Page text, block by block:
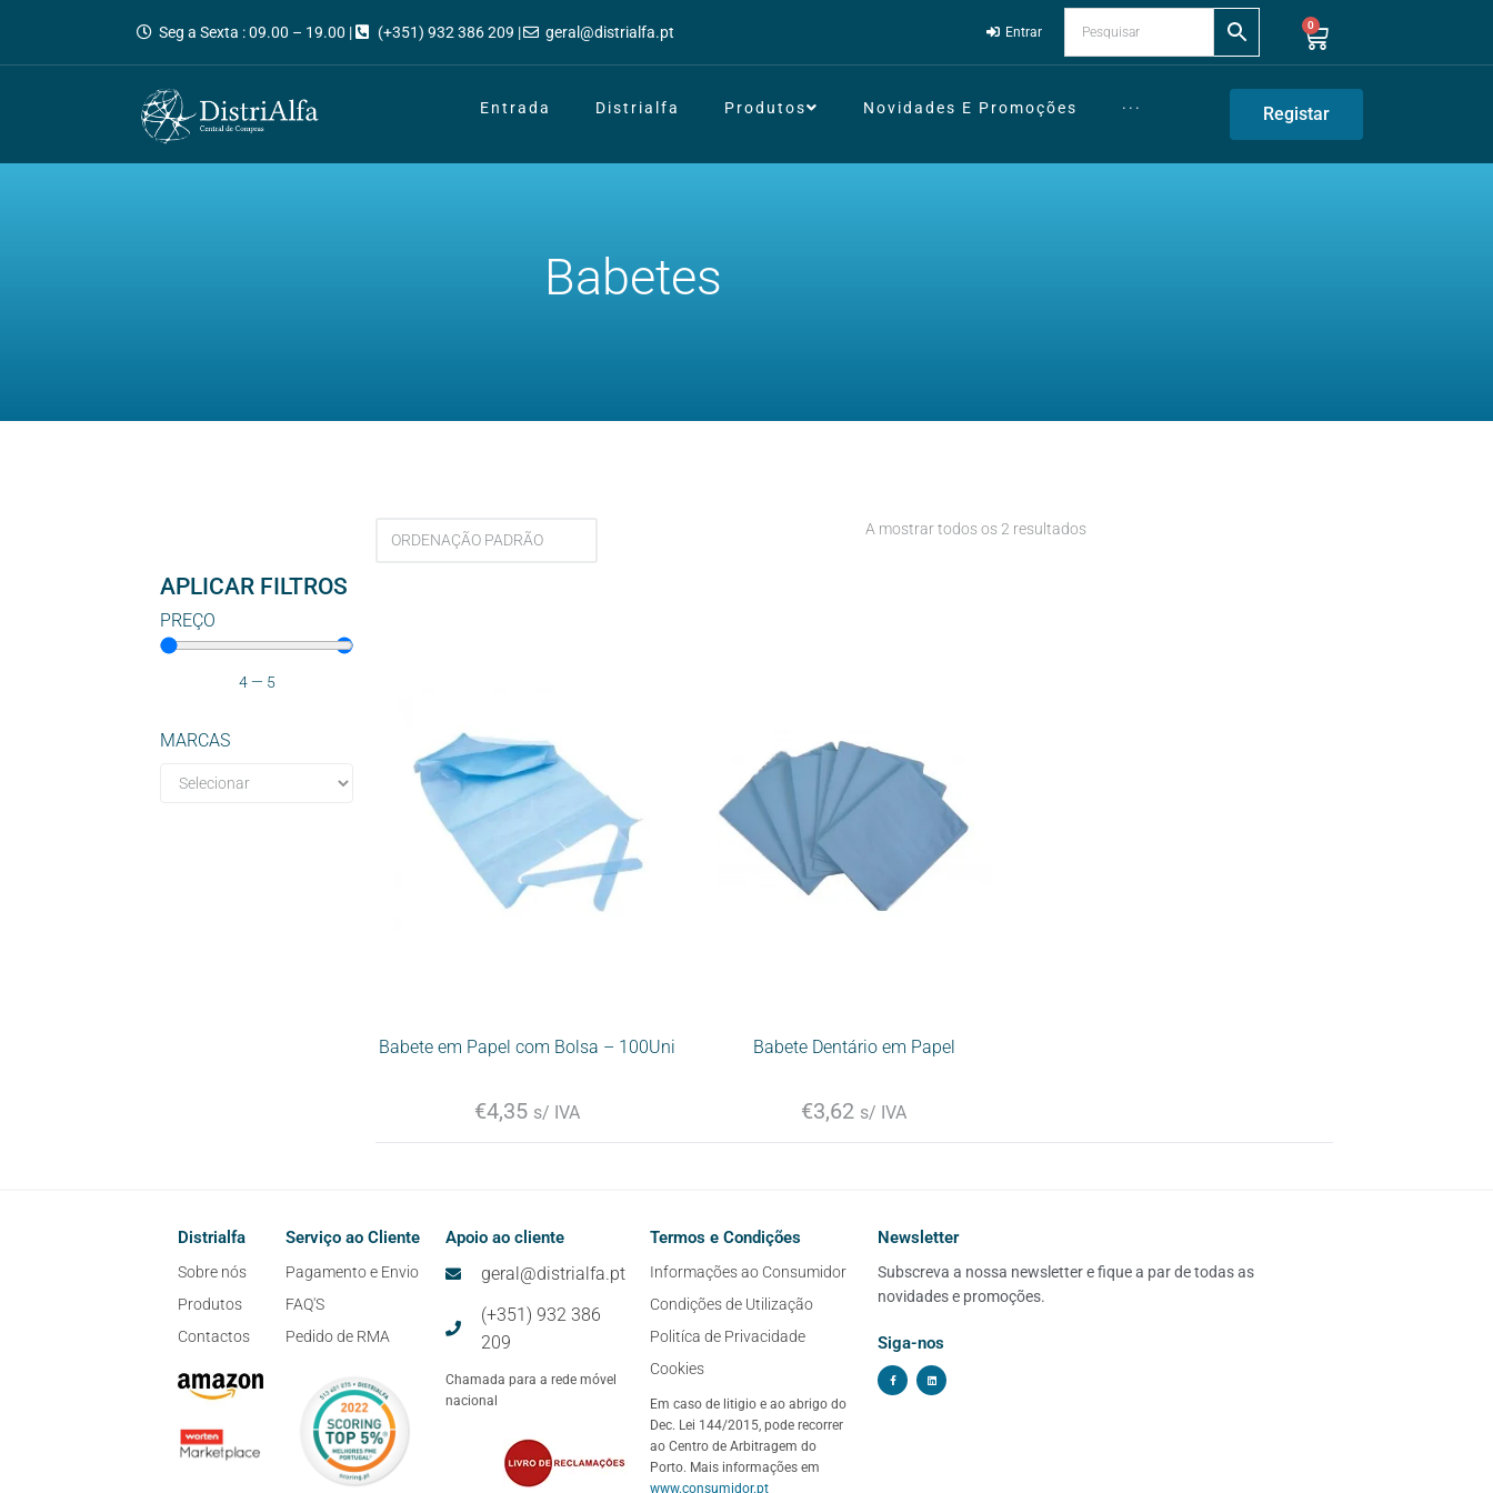
Seg a Sexta : 09.00 – 19.00 | (+351) 932 386 209 | geral@distrialfa.pt Entrar 0
Entrada Distrialfa Produtos Novidades E Promoções ··· Registar
Babetes
APLICAR FILTROS
PREÇO
4 — 5
MARCAS
A mostrar todos os 2 resultados
Babete em Papel com Bolsa – 100Uni
€4,35 s/ IVA
Babete Dentário em Papel
€3,62 s/ IVA
Distrialfa
Sobre nós
Produtos
Contactos
Serviço ao Cliente
Pagamento e Envio
FAQ'S
Pedido de RMA
Apoio ao cliente
geral@distrialfa.pt
(+351) 932 386
209
Chamada para a rede móvel
nacional
Termos e Condições
Informações ao Consumidor
Condições de Utilização
Politíca de Privacidade
Cookies
Em caso de litigio e ao abrigo do
Dec. Lei 144/2015, pode recorrer
ao Centro de Arbitragem do
Porto. Mais informações em
www.consumidor.pt
Newsletter
Subscreva a nossa newsletter e fique a par de todas as
novidades e promoções.
Siga-nos